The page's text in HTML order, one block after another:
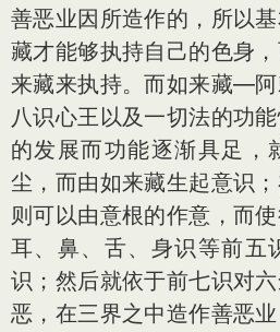
善恶业因所造作的，所以
藏才能够执持自己的色身
来藏来执持。而如来藏—
八识心王以及一切法的功
的发展而功能逐渐具足，
尘，而由如来藏生起意识
则可以由意根的作意，而使
耳、鼻、舌、身识等前五
识；然后就依于前七识对
恶，在三界之中造作善恶